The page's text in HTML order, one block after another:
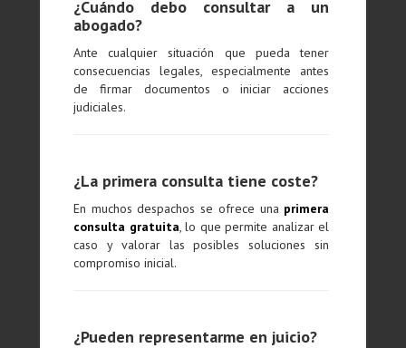
¿Cuándo debo consultar a un
abogado?
Ante cualquier situación que pueda tener
consecuencias legales, especialmente antes
de firmar documentos o iniciar acciones
judiciales.
¿La primera consulta tiene coste?
En muchos despachos se ofrece una primera
consulta gratuita, lo que permite analizar el
caso y valorar las posibles soluciones sin
compromiso inicial.
¿Pueden representarme en juicio?